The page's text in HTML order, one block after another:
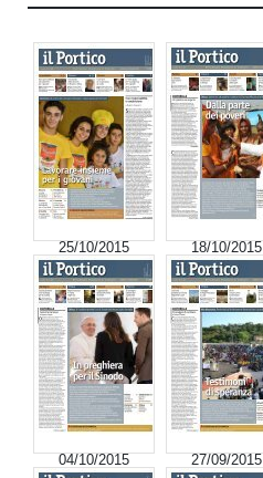
25/10/2015 18/10/2015
04/10/2015 27/09/2015